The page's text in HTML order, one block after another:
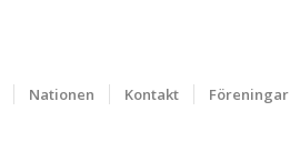
Nationen Kontakt Föreningar